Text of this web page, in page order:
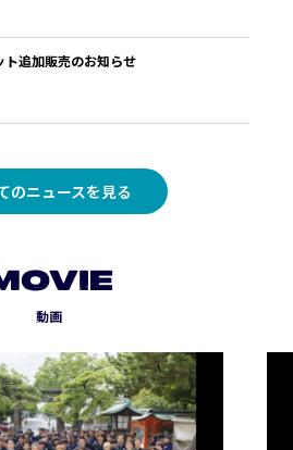
ト追加販売のお知らせ
のニュースを見る
動画